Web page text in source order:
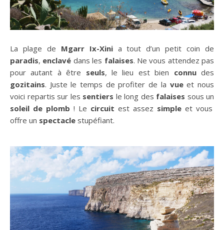
La plage de Mgarr Ix-Xinia tout d’un petit coin de
paradis, enclavé dans les falaises. Ne vous attendez pas
pour autant à être seuls, le lieu est bien connudes
gozitains. Juste le temps de profiter de la vueet nous
voici repartis sur les sentiers le long des falaises sous un
soleil de plomb ! Le circuit est assez simple et vous
offre un spectacle stupéfiant.